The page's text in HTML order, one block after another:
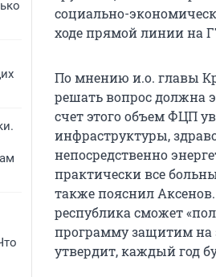
социально-
ходе прямой линии на
По мнению и.о. главы
решать вопрос должна
счет этого объем ФЦП
инфраструктуры,
непосредственно
практически все
также пояснил
республика сможет
программу защитим на
утвердит, каждый год